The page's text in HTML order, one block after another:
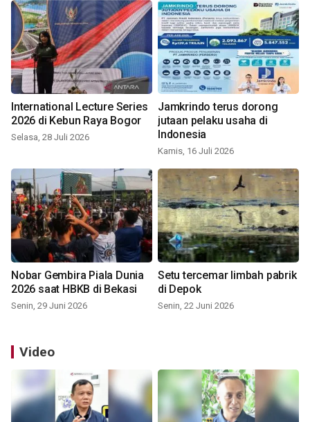
International Lecture Series
2026 di Kebun Raya Bogor
Selasa, 28 Juli 2026
Jamkrindo terus dorong
jutaan pelaku usaha di
Indonesia
Kamis, 16 Juli 2026
Nobar Gembira Piala Dunia
2026 saat HBKB di Bekasi
Senin, 29 Juni 2026
Setu tercemar limbah pabrik
di Depok
Senin, 22 Juni 2026
Video